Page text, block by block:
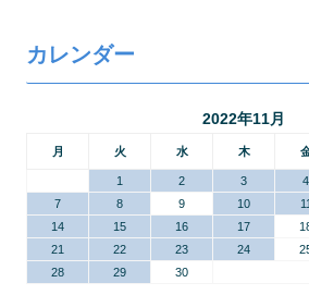
カレンダー
2022年11月
月 火 水 木
1 2 3 4
7
8 9 10 11
14
15 16 17
21
22 23 24
28
29 30